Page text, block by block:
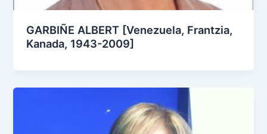
GARBIÑE ALBERT [Venezuela, Frantzia,
Kanada, 1943-2009]